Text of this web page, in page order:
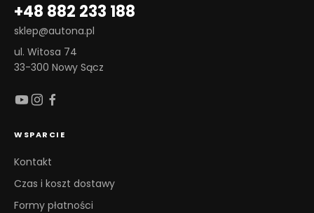
+48 882 233 188
sklep@autona.pl
ul. Witosa 74
33-300 Nowy Sącz
WSPARCIE
Kontakt
Czas i koszt dostawy
Formy płatności